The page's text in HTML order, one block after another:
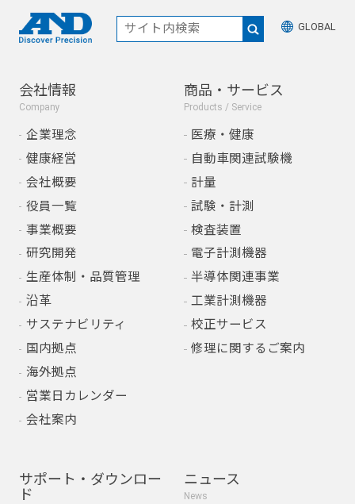
GLOBAL
会社情報
Company
企業理念
健康経営
会社概要
役員一覧
事業概要
研究開発
生産体制・品質管理
沿革
サステナビリティ
国内拠点
海外拠点
営業日カレンダー
会社案内
商品・サービス
Products / Service
医療・健康
自動車関連試験機
計量
試験・計測
検査装置
電子計測機器
半導体関連事業
工業計測機器
校正サービス
修理に関するご案内
サポート・ダウンロー
ド
ニュース
News